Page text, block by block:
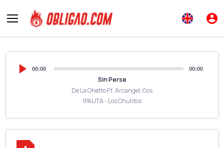
00:00 00:00
Sin Perse
De La Ghetto Ft. Arcangel, Cos
IPAUTA - Los Chulitos